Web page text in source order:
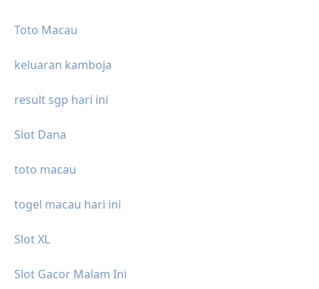
Toto Macau
keluaran kamboja
result sgp hari ini
Slot Dana
toto macau
togel macau hari ini
Slot XL
Slot Gacor Malam Ini